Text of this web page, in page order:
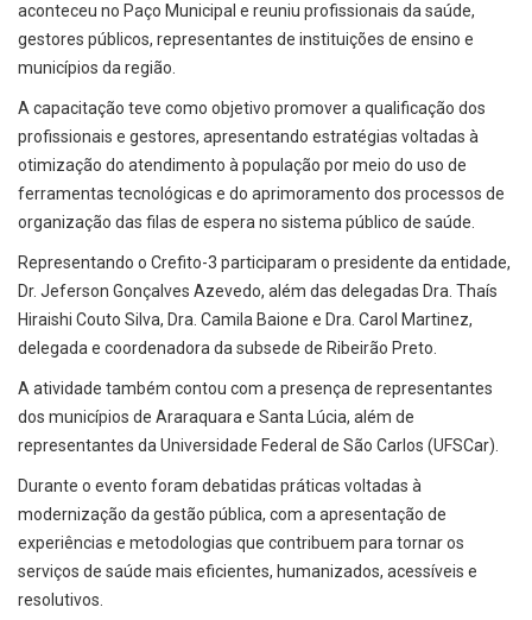
aconteceu no Paço Municipal e reuniu profissionais da saúde,
gestores públicos, representantes de instituições de ensino e
municípios da região.
A capacitação teve como objetivo promover a qualificação dos
profissionais e gestores, apresentando estratégias voltadas à
otimização do atendimento à população por meio do uso de
ferramentas tecnológicas e do aprimoramento dos processos de
organização das filas de espera no sistema público de saúde.
Representando o Crefito-3 participaram o presidente da entidade,
Dr. Jeferson Gonçalves Azevedo, além das delegadas Dra. Thaís
Hiraishi Couto Silva, Dra. Camila Baione e Dra. Carol Martinez,
delegada e coordenadora da subsede de Ribeirão Preto.
A atividade também contou com a presença de representantes
dos municípios de Araraquara e Santa Lúcia, além de
representantes da Universidade Federal de São Carlos (UFSCar).
Durante o evento foram debatidas práticas voltadas à
modernização da gestão pública, com a apresentação de
experiências e metodologias que contribuem para tornar os
serviços de saúde mais eficientes, humanizados, acessíveis e
resolutivos.